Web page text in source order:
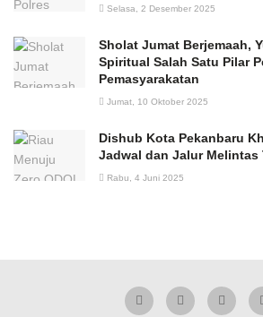
Selasa, 2 Desember 2025
Sholat Jumat Berjemaah,
Spiritual Salah Satu Pilar
Pemasyarakatan
Jumat, 10 Oktober 2025
Dishub Kota Pekanbaru
Jadwal dan Jalur Melintas
Rabu, 4 Juni 2025